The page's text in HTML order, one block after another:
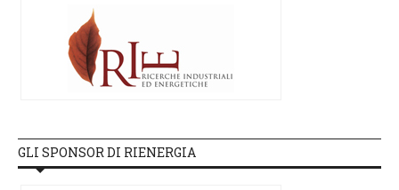
GLI SPONSOR DI RIENERGIA